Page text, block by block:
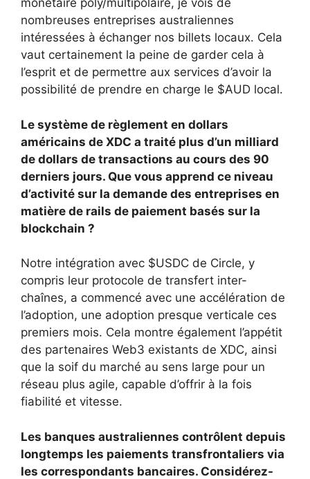
monétaire poly/multipolaire, je vois de
nombreuses entreprises australiennes
intéressées à échanger nos billets locaux. Cela
vaut certainement la peine de garder cela à
l’esprit et de permettre aux services d’avoir la
possibilité de prendre en charge le $AUD local.
Le système de règlement en dollars
américains de XDC a traité plus d’un milliard
de dollars de transactions au cours des 90
derniers jours. Que vous apprend ce niveau
d’activité sur la demande des entreprises en
matière de rails de paiement basés sur la
blockchain ?
Notre intégration avec $USDC de Circle, y
compris leur protocole de transfert inter-
chaînes, a commencé avec une accélération de
l’adoption, une adoption presque verticale ces
premiers mois. Cela montre également l’appétit
des partenaires Web3 existants de XDC, ainsi
que la soif du marché au sens large pour un
réseau plus agile, capable d’offrir à la fois
fiabilité et vitesse.
Les banques australiennes contrôlent depuis
longtemps les paiements transfrontaliers via
les correspondants bancaires. Considérez-